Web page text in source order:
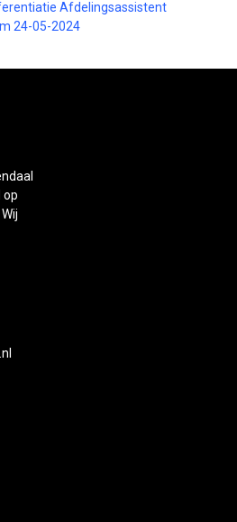
Afdelingsassistent
24-05-2024
op